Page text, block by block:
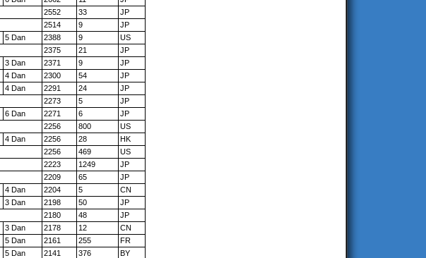
2552 33
JP
2514 9
JP
5 Dan 2388 9
US
2375 21
JP
3 Dan 2371 9
JP
4 Dan 2300 54
JP
4 Dan 2291 24
JP
2273 5
JP
6 Dan 2271 6
JP
2256 800
US
4 Dan 2256 28
HK
2256 469
US
2223 1249
JP
2209 65
JP
4 Dan 2204 5
CN
3 Dan 2198 50
JP
2180 48
JP
3 Dan 2178 12
CN
5 Dan 2161 255
FR
5 Dan 2141 376
BY